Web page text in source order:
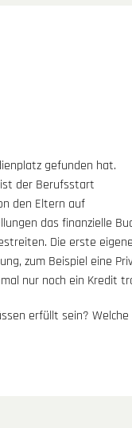
gefunden hat.
der Berufsstart
den Eltern auf
das finanzielle
Die erste
zum Beispiel eine
nur noch ein Kredit
erfüllt sein?